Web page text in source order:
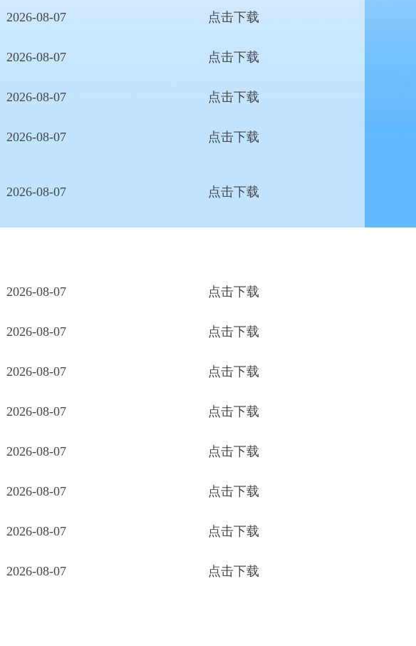
2026-08-07 点击下载
2026-08-07 点击下载
2026-08-07 点击下载
2026-08-07 点击下载
2026-08-07 点击下载
2026-08-07 点击下载
2026-08-07 点击下载
2026-08-07 点击下载
2026-08-07 点击下载
2026-08-07 点击下载
2026-08-07 点击下载
2026-08-07 点击下载
2026-08-07 点击下载